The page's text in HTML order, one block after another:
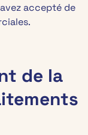
accepté de
de la